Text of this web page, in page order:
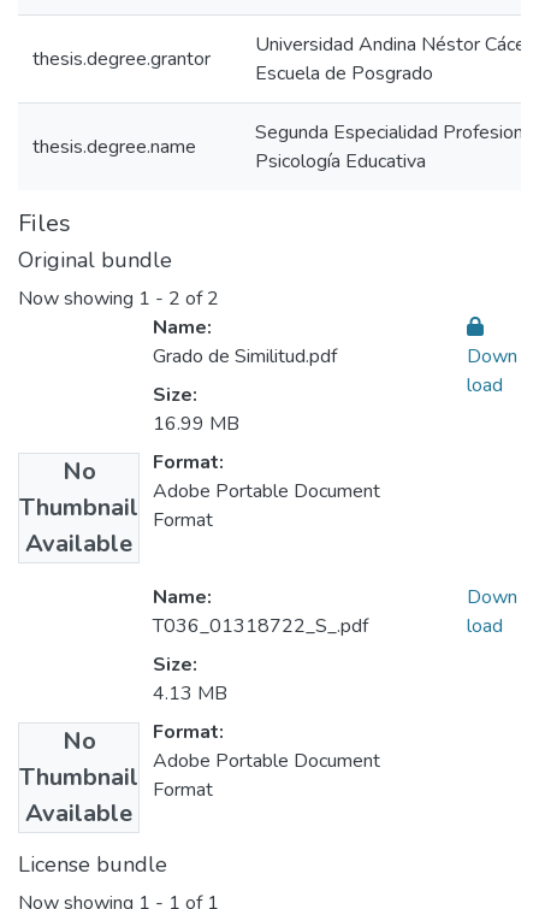
thesis.degree.grantor
Universidad Andina Néstor
Escuela de Posgrado
thesis.degree.name
Segunda Especialidad
Psicología Educativa
Files
Original bundle
Now showing 1 - 2 of 2
No
Thumbnail
Available
Name:
Grado de Similitud.pdf
Size:
16.99 MB
Format:
Adobe Portable Document
Format
Down
load
No
Thumbnail
Available
Name:
T036_01318722_S_.pdf
Size:
4.13 MB
Format:
Adobe Portable Document
Format
Down
load
License bundle
Now showing 1 - 1 of 1